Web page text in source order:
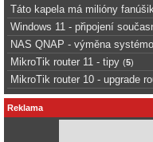
Táto kapela má milióny
Windows 11 - připojení
NAS QNAP - výměna
MikroTik router 11 - tipy (5)
MikroTik router 10 - upgrade
Reklama